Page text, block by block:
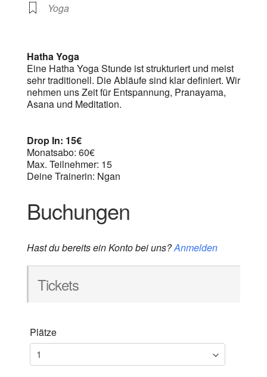
Yoga
Hatha Yoga
Eine Hatha Yoga Stunde ist strukturiert und meist
sehr traditionell. Die Abläufe sind klar definiert. Wir
nehmen uns Zeit für Entspannung, Pranayama,
Asana und Meditation.
Drop In: 15€
Monatsabo: 60€
Max. Teilnehmer: 15
Deine Trainerin: Ngan
Buchungen
Hast du bereits ein Konto bei uns?Anmelden
Tickets
Plätze